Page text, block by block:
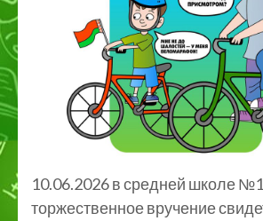
10.06.2026 в средней школе
торжественное вручение